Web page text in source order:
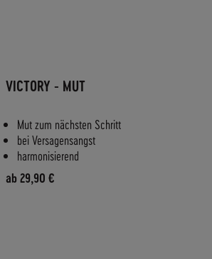
VICTORY - MUT
Mut zum nächsten Schritt
bei Versagensangst
harmonisierend
ab 29,90 €